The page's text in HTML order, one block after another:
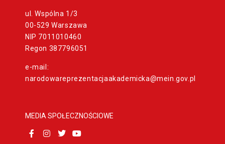
ul. Wspólna 1/3
00-529 Warszawa
NIP 7011010460
Regon 387796051
e-mail:
narodowareprezentacjaakademicka@mein.gov.pl
MEDIA SPOŁECZNOŚCIOWE